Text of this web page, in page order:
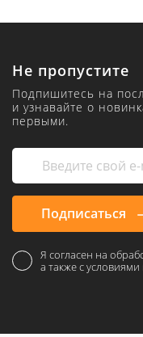
Не пропустите
Подпишитесь на
и узнавайте о
первыми.
Подписаться
Я согласен на
а также с